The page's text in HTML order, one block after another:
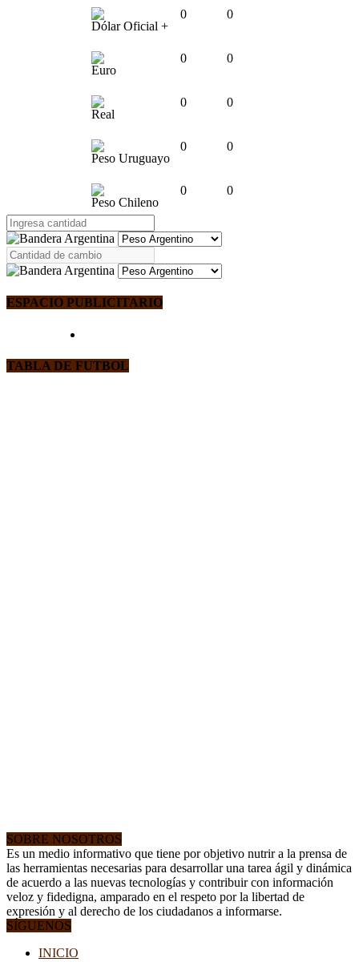
Dólar Oficial +
0 0
Euro
0 0
Real
0 0
Peso Uruguayo
0 0
Peso Chileno
0 0
ESPACIO PUBLICITARIO
TABLA DE FUTBOL
SOBRE NOSOTROS
Es un medio informativo que tiene por objetivo nutrir a la prensa de
las herramientas necesarias para desarrollar una tarea ágil y dinámica
de acuerdo a las nuevas tecnologías y contribuir con información
veloz y fidedigna, amparado en el respeto por la libertad de
expresión y al derecho de los ciudadanos a informarse.
SÍGUENOS
INICIO